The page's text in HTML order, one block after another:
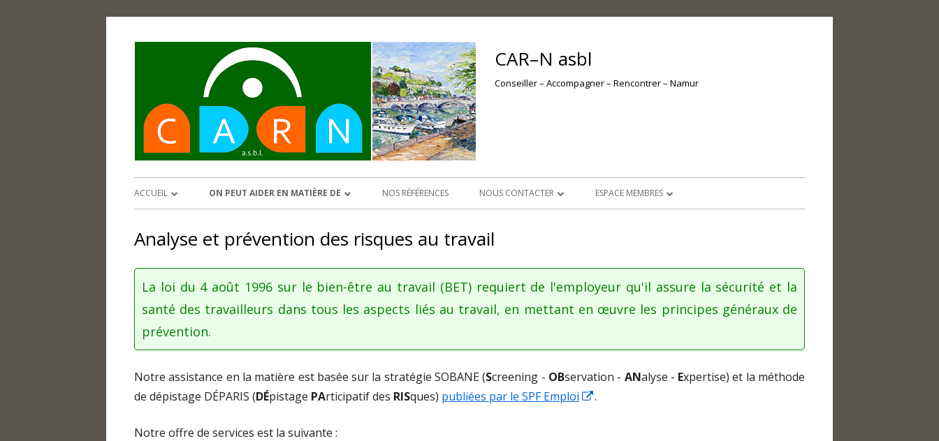
CAR–N asbl
Conseiller – Accompagner – Rencontrer – Namur
Menu
ACCUEIL
RÉUNIONS HEBDOMADAIRES
TROMBINOSCOPE
STATUTS DE NOTRE ASBL
ON PEUT AIDER EN MATIÈRE DE
RISQUES AU TRAVAIL
AUDIT RGPD
COMPTABILITÉ, ORGANISATION DU
GESTION INFORMATIQUE, INTERNET
NOS RÉFÉRENCES NOUS CONTACTER ESPACE MEMBRES
NOS ACTIVITÉS RÉCRÉATIVES
Analyse et prévention des risques au travail
La loi du 4 août 1996 sur le bien-être au travail (BET) requiert de l'employeur qu'il assure la sécurité et la
santé des travailleurs dans tous les aspects liés au travail, en mettant en œuvre les principes généraux de
prévention.
Notre assistance en la matière est basée sur la stratégie SOBANE (Screening - OBservation - ANalyse - Expertise) et la méthode
de dépistage DÉPARIS (DÉpistage PArticipatif des RISques) publiées par le SPF Emploi
Ouvrir
.
Notre offre de services est la suivante :